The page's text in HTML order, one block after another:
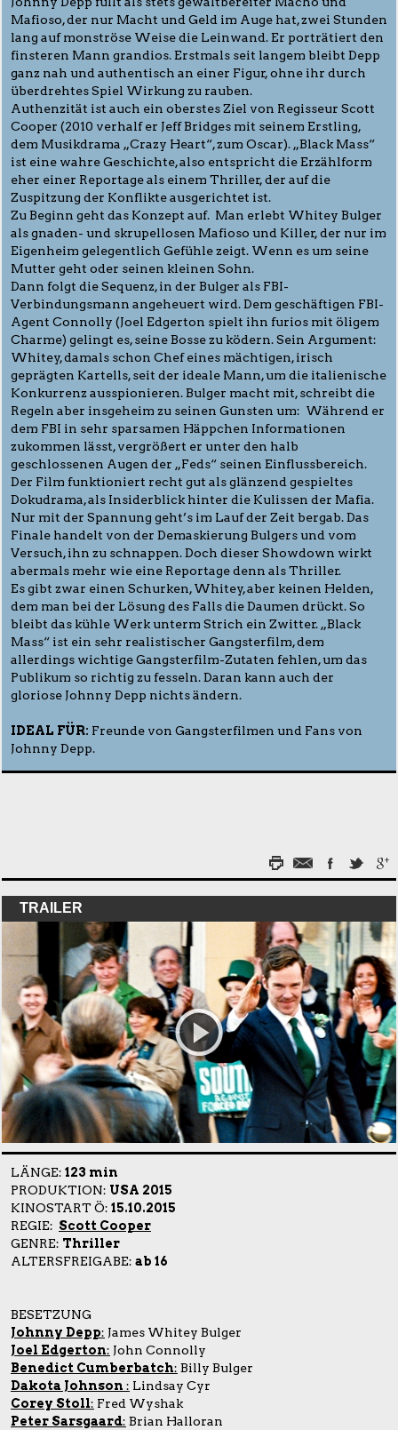
Mafioso, der nur Macht und Geld im Auge hat, zwei Stunden
lang auf monströse Weise die Leinwand. Er porträtiert den
finsteren Mann grandios. Erstmals seit langem bleibt Depp
ganz nah und authentisch an einer Figur, ohne ihr durch
überdrehtes Spiel Wirkung zu rauben.
Authenzität ist auch ein oberstes Ziel von Regisseur Scott
Cooper (2010 verhalf er Jeff Bridges mit seinem Erstling,
dem Musikdrama „Crazy Heart“, zum Oscar). „Black Mass“
ist eine wahre Geschichte, also entspricht die Erzählform
eher einer Reportage als einem Thriller, der auf die
Zuspitzung der Konflikte ausgerichtet ist.
Zu Beginn geht das Konzept auf. Man erlebt Whitey Bulger
als gnaden- und skrupellosen Mafioso und Killer, der nur im
Eigenheim gelegentlich Gefühle zeigt. Wenn es um seine
Mutter geht oder seinen kleinen Sohn.
Dann folgt die Sequenz, in der Bulger als FBI-
Verbindungsmann angeheuert wird. Dem geschäftigen FBI-
Agent Connolly (Joel Edgerton spielt ihn furios mit öligem
Charme) gelingt es, seine Bosse zu ködern. Sein Argument:
Whitey, damals schon Chef eines mächtigen, irisch
geprägten Kartells, seit der ideale Mann, um die italienische
Konkurrenz ausspionieren. Bulger macht mit, schreibt die
Regeln aber insgeheim zu seinen Gunsten um: Während er
dem FBI in sehr sparsamen Häppchen Informationen
zukommen lässt, vergrößert er unter den halb
geschlossenen Augen der „Feds“ seinen Einflussbereich.
Der Film funktioniert recht gut als glänzend gespieltes
Dokudrama, als Insiderblick hinter die Kulissen der Mafia.
Nur mit der Spannung geht’s im Lauf der Zeit bergab. Das
Finale handelt von der Demaskierung Bulgers und vom
Versuch, ihn zu schnappen. Doch dieser Showdown wirkt
abermals mehr wie eine Reportage denn als Thriller.
Es gibt zwar einen Schurken, Whitey, aber keinen Helden,
dem man bei der Lösung des Falls die Daumen drückt. So
bleibt das kühle Werk unterm Strich ein Zwitter. „Black
Mass“ ist ein sehr realistischer Gangsterfilm, dem
allerdings wichtige Gangsterfilm-Zutaten fehlen, um das
Publikum so richtig zu fesseln. Daran kann auch der
gloriose Johnny Depp nichts ändern.
IDEAL FÜR: Freunde von Gangsterfilmen und Fans von
Johnny Depp.
TRAILER
LÄNGE: 123 min
PRODUKTION: USA 2015
KINOSTART Ö: 15.10.2015
REGIE: Scott Cooper
GENRE: Thriller
ALTERSFREIGABE: ab 16
BESETZUNG
Johnny Depp: James Whitey Bulger
Joel Edgerton: John Connolly
Benedict Cumberbatch: Billy Bulger
Dakota Johnson : Lindsay Cyr
Corey Stoll: Fred Wyshak
Peter Sarsgaard: Brian Halloran